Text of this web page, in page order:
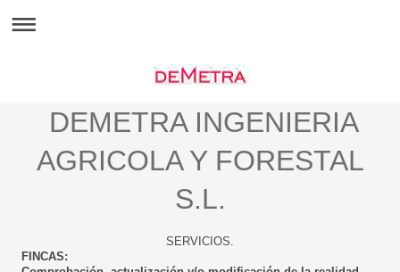
DEMETRA INGENIERIA
AGRICOLA Y FORESTAL
S.L.
SERVICIOS.
FINCAS: